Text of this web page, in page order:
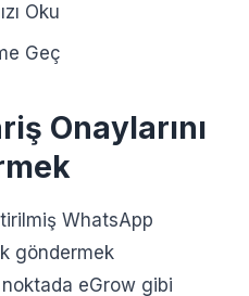
Oku
Geç
Onaylarını
WhatsApp
göndermek
eGrow gibi